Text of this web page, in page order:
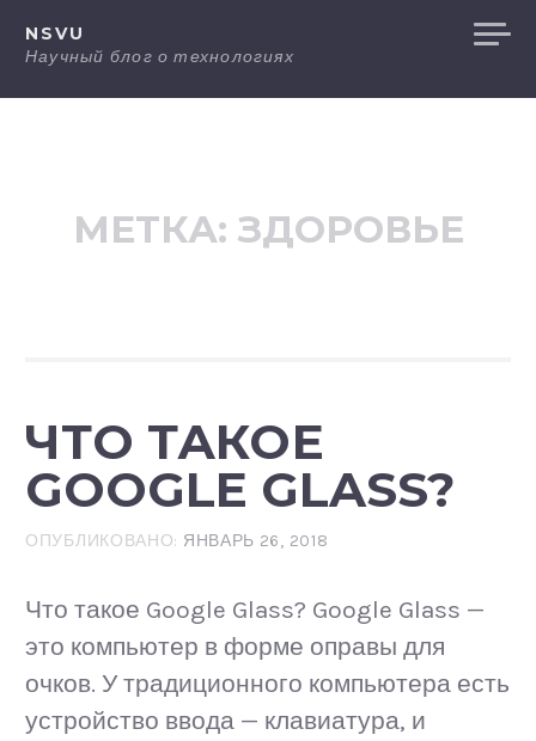
содержанию
NSVU
Научный блог о технологиях
МЕТКА: ЗДОРОВЬЕ
ЧТО ТАКОЕ
GOOGLE GLASS?
ОПУБЛИКОВАНО: ЯНВАРЬ 26, 2018
Что такое Google Glass? Google Glass —
это компьютер в форме оправы для
очков. У традиционного компьютера есть
устройство ввода — клавиатура, и